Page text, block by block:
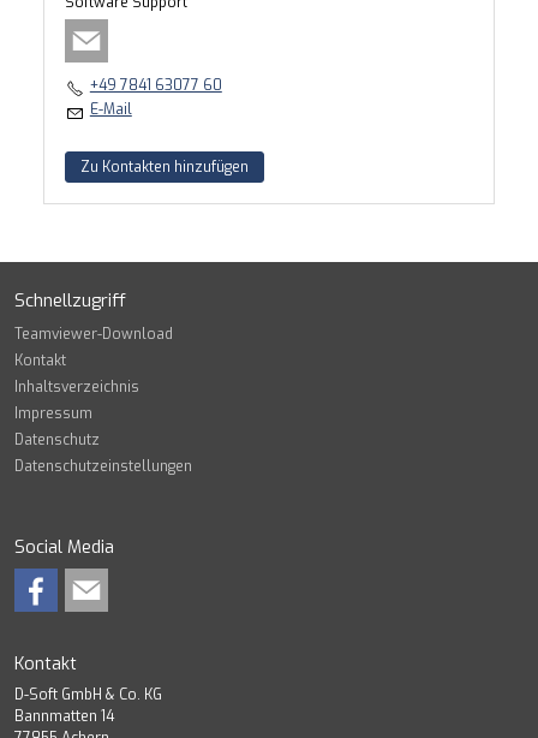
+49 7841 63077 60
E-Mail
Zu Kontakten hinzufügen
Schnellzugriff
Teamviewer-Download
Kontakt
Inhaltsverzeichnis
Impressum
Datenschutz
Datenschutzeinstellungen
Social Media
Kontakt
D-Soft GmbH & Co. KG
Bannmatten 14